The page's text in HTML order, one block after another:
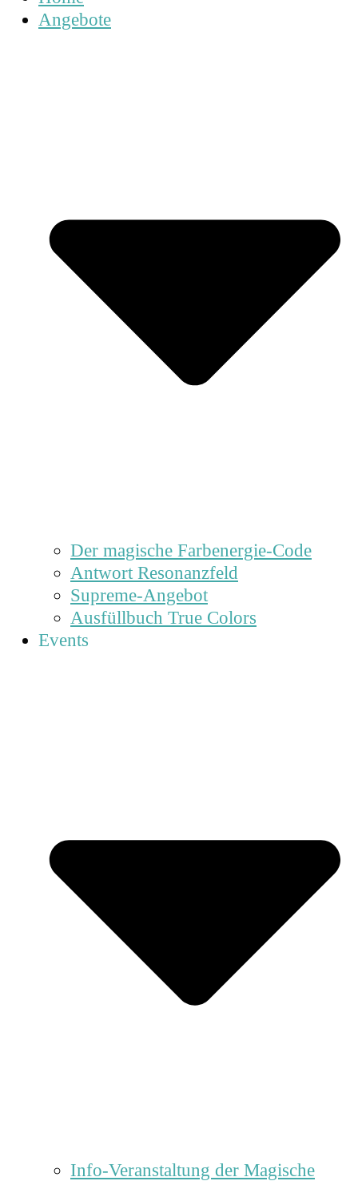
Angebote
Der magische Farbenergie-Code
Antwort Resonanzfeld
Supreme-Angebot
Ausfüllbuch True Colors
Events
Info-Veranstaltung der Magische